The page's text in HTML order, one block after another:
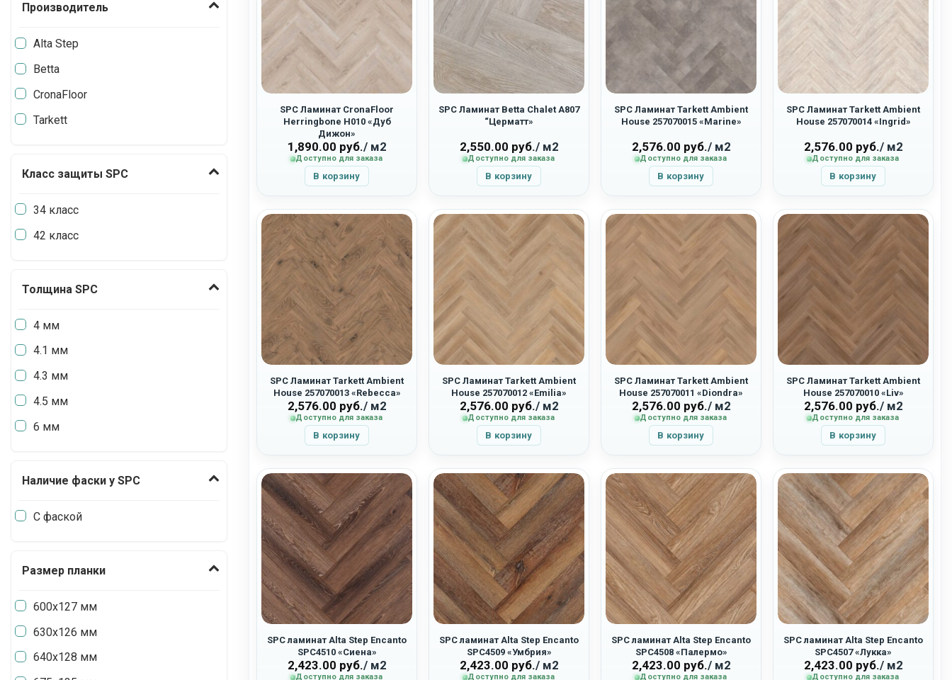
Производитель
Alta Step
Betta
CronaFloor
Tarkett
Класс защиты SPC
34 класс
42 класс
Толщина SPC
4 мм
4.1 мм
4.3 мм
4.5 мм
6 мм
Наличие фаски у SPC
С фаской
Размер планки
600х127 мм
630х126 мм
640х128 мм
SPC Ламинат CronaFloor
Herringbone H010 «Дуб
Дижон»
1,890.00 руб./ м2
Доступно для заказа
В корзину
SPC Ламинат Betta Chalet A807
“Церматт»
2,550.00 руб./ м2
Доступно для заказа
В корзину
SPC Ламинат Tarkett Ambient
House 257070015 «Marine»
2,576.00 руб./ м2
Доступно для заказа
В корзину
SPC Ламинат Tarkett Ambient
House 257070014 «Ingrid»
2,576.00 руб./ м2
Доступно для заказа
В корзину
SPC Ламинат Tarkett Ambient
House 257070013 «Rebecca»
2,576.00 руб./ м2
Доступно для заказа
В корзину
SPC Ламинат Tarkett Ambient
House 257070012 «Emilia»
2,576.00 руб./ м2
Доступно для заказа
В корзину
SPC Ламинат Tarkett Ambient
House 257070011 «Diondra»
2,576.00 руб./ м2
Доступно для заказа
В корзину
SPC Ламинат Tarkett Ambient
House 257070010 «Liv»
2,576.00 руб./ м2
Доступно для заказа
В корзину
SPC ламинат Alta Step Encanto
SPC4510 «Сиена»
2,423.00 руб./ м2
Доступно для заказа
SPC ламинат Alta Step Encanto
SPC4509 «Умбрия»
2,423.00 руб./ м2
Доступно для заказа
SPC ламинат Alta Step Encanto
SPC4508 «Палермо»
2,423.00 руб./ м2
Доступно для заказа
SPC ламинат Alta Step Encanto
SPC4507 «Лукка»
2,423.00 руб./ м2
Доступно для заказа